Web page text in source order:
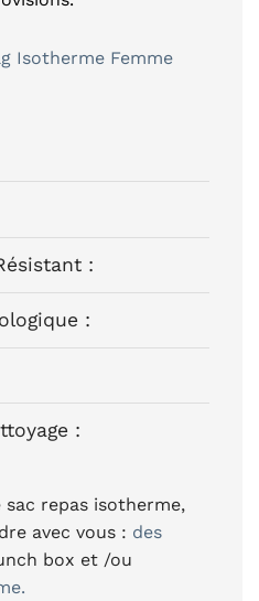
Isotherme Femme
:
:
:
repas isotherme,
avec vous : des
box et /ou